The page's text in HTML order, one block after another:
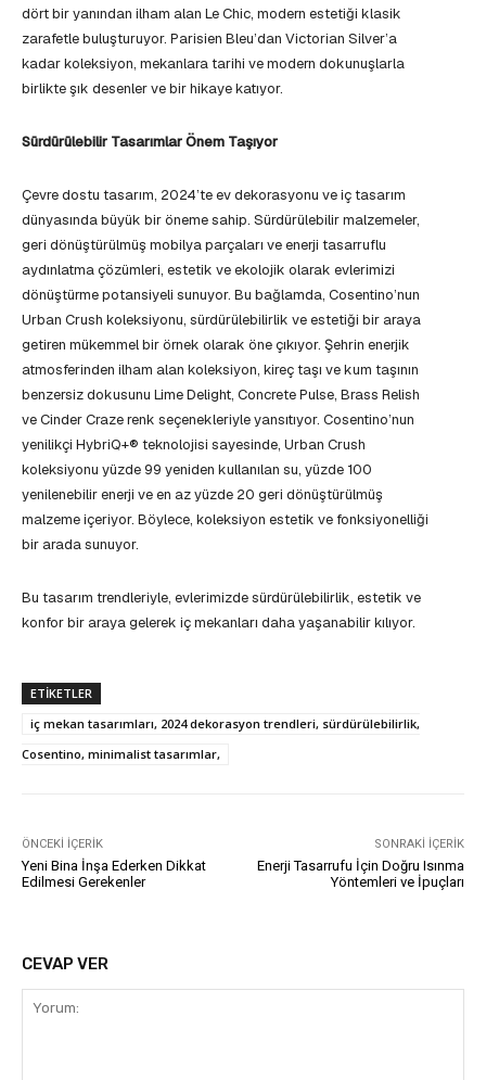
dört bir yanından ilham alan Le Chic, modern estetiği klasik
zarafetle buluşturuyor. Parisien Bleu’dan Victorian Silver’a
kadar koleksiyon, mekanlara tarihi ve modern dokunuşlarla
birlikte şık desenler ve bir hikaye katıyor.
Sürdürülebilir Tasarımlar Önem Taşıyor
Çevre dostu tasarım, 2024’te ev dekorasyonu ve iç tasarım
dünyasında büyük bir öneme sahip. Sürdürülebilir malzemeler,
geri dönüştürülmüş mobilya parçaları ve enerji tasarruflu
aydınlatma çözümleri, estetik ve ekolojik olarak evlerimizi
dönüştürme potansiyeli sunuyor. Bu bağlamda, Cosentino’nun
Urban Crush koleksiyonu, sürdürülebilirlik ve estetiği bir araya
getiren mükemmel bir örnek olarak öne çıkıyor. Şehrin enerjik
atmosferinden ilham alan koleksiyon, kireç taşı ve kum taşının
benzersiz dokusunu Lime Delight, Concrete Pulse, Brass Relish
ve Cinder Craze renk seçenekleriyle yansıtıyor. Cosentino’nun
yenilikçi HybriQ+® teknolojisi sayesinde, Urban Crush
koleksiyonu yüzde 99 yeniden kullanılan su, yüzde 100
yenilenebilir enerji ve en az yüzde 20 geri dönüştürülmüş
malzeme içeriyor. Böylece, koleksiyon estetik ve fonksiyonelliği
bir arada sunuyor.
Bu tasarım trendleriyle, evlerimizde sürdürülebilirlik, estetik ve
konfor bir araya gelerek iç mekanları daha yaşanabilir kılıyor.
ETIKETLER
iç mekan tasarımları, 2024 dekorasyon trendleri, sürdürülebilirlik,
Cosentino, minimalist tasarımlar,
ÖNCEKI İÇERIK
Yeni Bina İnşa Ederken Dikkat
Edilmesi Gerekenler
SONRAKI İÇERIK
Enerji Tasarrufu İçin Doğru Isınma
Yöntemleri ve İpuçları
CEVAP VER